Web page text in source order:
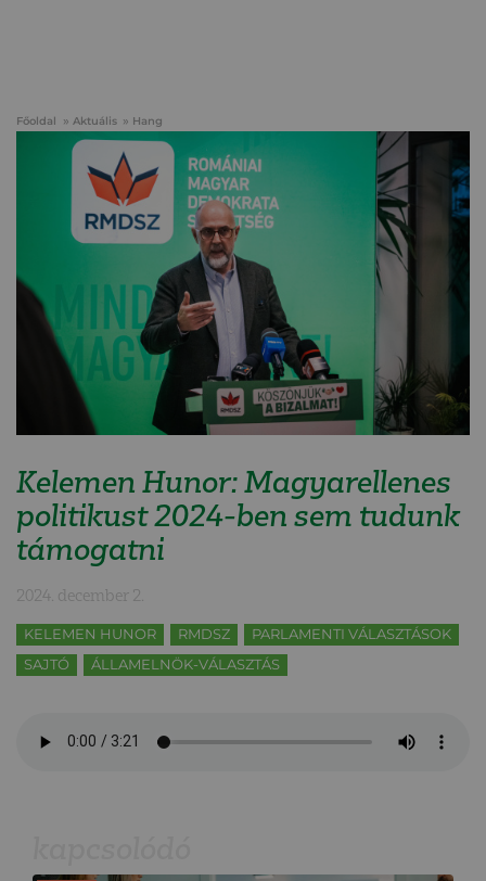
Főoldal Aktuális Hang
Kelemen Hunor: Magyarellenes
politikust 2024-ben sem tudunk
támogatni
2024. december 2.
KELEMEN HUNOR RMDSZ
PARLAMENTI VÁLASZTÁSOK
SAJTÓ
ÁLLAMELNÖK-VÁLASZTÁS